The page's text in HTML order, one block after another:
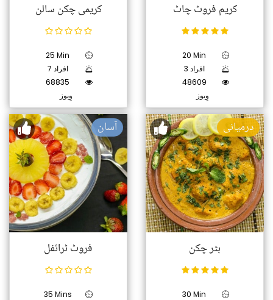
کریمی چکن سالن
25 Min
7 افراد
68835
وِیوز
کریم فروٹ چاٹ
20 Min
3 افراد
48609
وِیوز
آسان
فروٹ ٹرائفل
35 Mins
درمیانی
بٹر چکن
30 Min